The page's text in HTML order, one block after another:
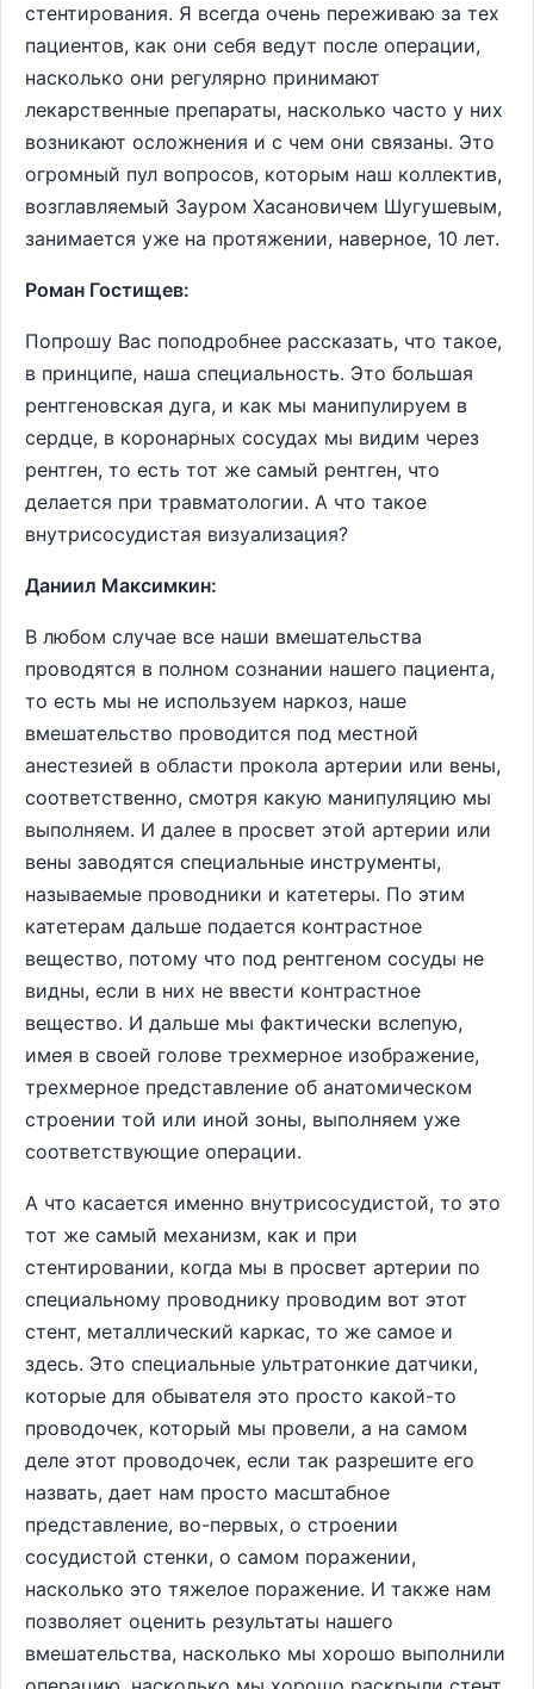
стентирования. Я всегда очень переживаю за тех
пациентов, как они себя ведут после операции,
насколько они регулярно принимают
лекарственные препараты, насколько часто у них
возникают осложнения и с чем они связаны. Это
огромный пул вопросов, которым наш коллектив,
возглавляемый Зауром Хасановичем Шугушевым,
занимается уже на протяжении, наверное, 10 лет.
Роман Гостищев:
Попрошу Вас поподробнее рассказать, что такое,
в принципе, наша специальность. Это большая
рентгеновская дуга, и как мы манипулируем в
сердце, в коронарных сосудах мы видим через
рентген, то есть тот же самый рентген, что
делается при травматологии. А что такое
внутрисосудистая визуализация?
Даниил Максимкин:
В любом случае все наши вмешательства
проводятся в полном сознании нашего пациента,
то есть мы не используем наркоз, наше
вмешательство проводится под местной
анестезией в области прокола артерии или вены,
соответственно, смотря какую манипуляцию мы
выполняем. И далее в просвет этой артерии или
вены заводятся специальные инструменты,
называемые проводники и катетеры. По этим
катетерам дальше подается контрастное
вещество, потому что под рентгеном сосуды не
видны, если в них не ввести контрастное
вещество. И дальше мы фактически вслепую,
имея в своей голове трехмерное изображение,
трехмерное представление об анатомическом
строении той или иной зоны, выполняем уже
соответствующие операции.
А что касается именно внутрисосудистой, то это
тот же самый механизм, как и при
стентировании, когда мы в просвет артерии по
специальному проводнику проводим вот этот
стент, металлический каркас, то же самое и
здесь. Это специальные ультратонкие датчики,
которые для обывателя это просто какой-то
проводочек, который мы провели, а на самом
деле этот проводочек, если так разрешите его
назвать, дает нам просто масштабное
представление, во-первых, о строении
сосудистой стенки, о самом поражении,
насколько это тяжелое поражение. И также нам
позволяет оценить результаты нашего
вмешательства, насколько мы хорошо выполнили